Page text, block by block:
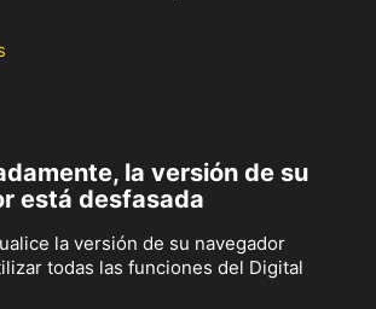
la versión de su
está desfasada
la versión de su navegador
todas las funciones del Digital